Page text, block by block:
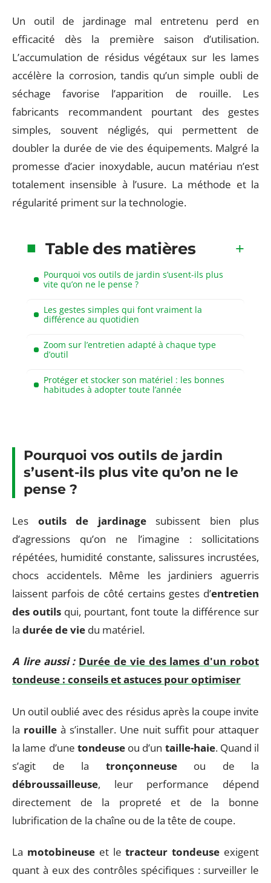
Un outil de jardinage mal entretenu perd en
efficacité dès la première saison d’utilisation.
L’accumulation de résidus végétaux sur les lames
accélère la corrosion, tandis qu’un simple oubli de
séchage favorise l’apparition de rouille. Les
fabricants recommandent pourtant des gestes
simples, souvent négligés, qui permettent de
doubler la durée de vie des équipements. Malgré la
promesse d’acier inoxydable, aucun matériau n’est
totalement insensible à l’usure. La méthode et la
régularité priment sur la technologie.
Table des matières
Pourquoi vos outils de jardin s’usent-ils plus
vite qu’on ne le pense ?
Les gestes simples qui font vraiment la
différence au quotidien
Zoom sur l’entretien adapté à chaque type
d’outil
Protéger et stocker son matériel : les bonnes
habitudes à adopter toute l’année
Pourquoi vos outils de jardin
s’usent-ils plus vite qu’on ne le
pense ?
Les outils de jardinagesubissent bien plus
d’agressions qu’on ne l’imagine : sollicitations
répétées, humidité constante, salissures incrustées,
chocs accidentels. Même les jardiniers aguerris
laissent parfois de côté certains gestes d’entretien
des outils qui, pourtant, font toute la différence sur
la durée de vie du matériel.
A lire aussi : Durée de vie des lames d'un robot
tondeuse : conseils et astuces pour optimiser
Un outil oublié avec des résidus après la coupe invite
la rouille à s’installer. Une nuit suffit pour attaquer
la lame d’une tondeuseou d’un taille-haie. Quand il
s’agit de la tronçonneuseou de la
débroussailleuse, leur performance dépend
directement de la propreté et de la bonne
lubrification de la chaîne ou de la tête de coupe.
La motobineuseet letracteur tondeuse exigent
quant à eux des contrôles spécifiques : surveiller le